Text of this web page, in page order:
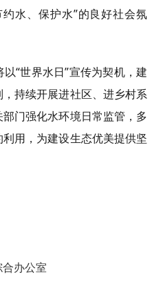
水、保护水”的良好社会氛
“世界水日”宣传为契机，建
持续开展进社区、进乡村系
门强化水环境日常监管，多
用，为建设生态优美提供坚
办公室